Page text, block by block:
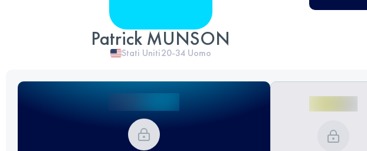
Patrick MUNSON
Stati Uniti20-34 Uomo